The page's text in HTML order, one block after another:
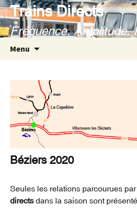
Aller
au
contenu
Trains Directs
Fréquence, Amplitude,
Menu
Béziers 2020
Seules les relations parcourues par
directs dans la saison sont